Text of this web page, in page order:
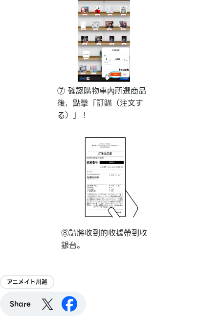
⑦ 確認購物車內所選商品
後，點擊「訂購（注文す
る）」！
⑧請將收到的收據帶到收
銀台。
アニメイト川越
Share